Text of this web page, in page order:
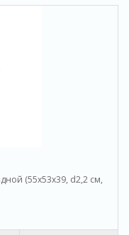
(55x53x39, d2,2 см,